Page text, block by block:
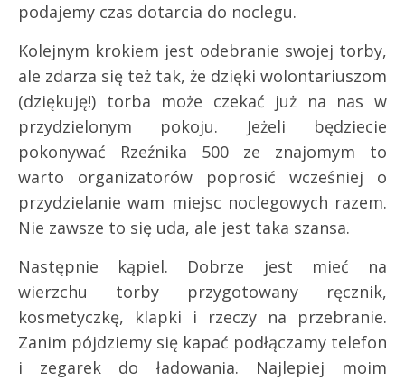
podajemy czas dotarcia do noclegu.
Kolejnym krokiem jest odebranie swojej torby,
ale zdarza się też tak, że dzięki wolontariuszom
(dziękuję!) torba może czekać już na nas w
przydzielonym pokoju. Jeżeli będziecie
pokonywać Rzeźnika 500 ze znajomym to
warto organizatorów poprosić wcześniej o
przydzielanie wam miejsc noclegowych razem.
Nie zawsze to się uda, ale jest taka szansa.
Następnie kąpiel. Dobrze jest mieć na
wierzchu torby przygotowany ręcznik,
kosmetyczkę, klapki i rzeczy na przebranie.
Zanim pójdziemy się kapać podłączamy telefon
i zegarek do ładowania. Najlepiej moim